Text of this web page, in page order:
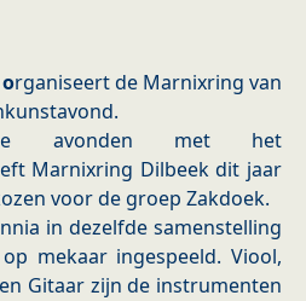
rganiseert de Marnixring van
avonden met het
Marnixring Dilbeek dit jaar
voor de groep Zakdoek.
in dezelfde samenstelling
mekaar ingespeeld. Viool,
Gitaar zijn de instrumenten